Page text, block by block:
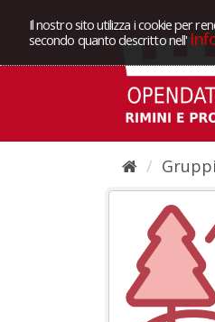
Il nostro sito utilizza i cookie per
secondo quanto descritto nell'
Gruppi